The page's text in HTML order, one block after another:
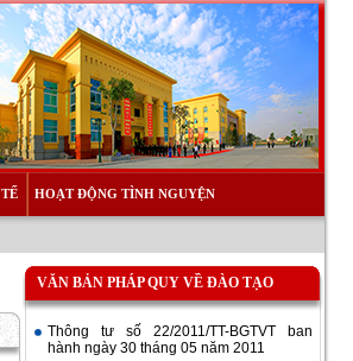
HOẠT ĐỘNG TÌNH NGUYỆN
VĂN BẢN PHÁP QUY VỀ ĐÀO TẠO
Thông tư số 22/2011/TT-BGTVT ban
hành ngày 30 tháng 05 năm 2011